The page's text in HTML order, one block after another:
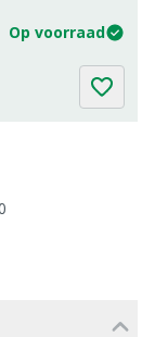
Op voorraad